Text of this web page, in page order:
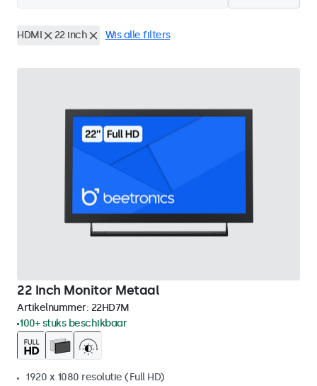
HDMI 22 inch Wis alle filters
22 Inch Monitor Metaal
Artikelnummer: 22HD7M
100+ stuks beschikbaar
1920 x 1080 resolutie (Full HD)